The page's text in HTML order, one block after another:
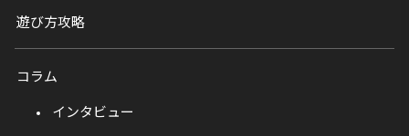
遊び方攻略
コラム
インタビュー